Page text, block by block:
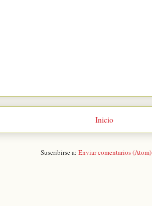
Inicio
Suscribirse a: Enviar comentarios (Atom)